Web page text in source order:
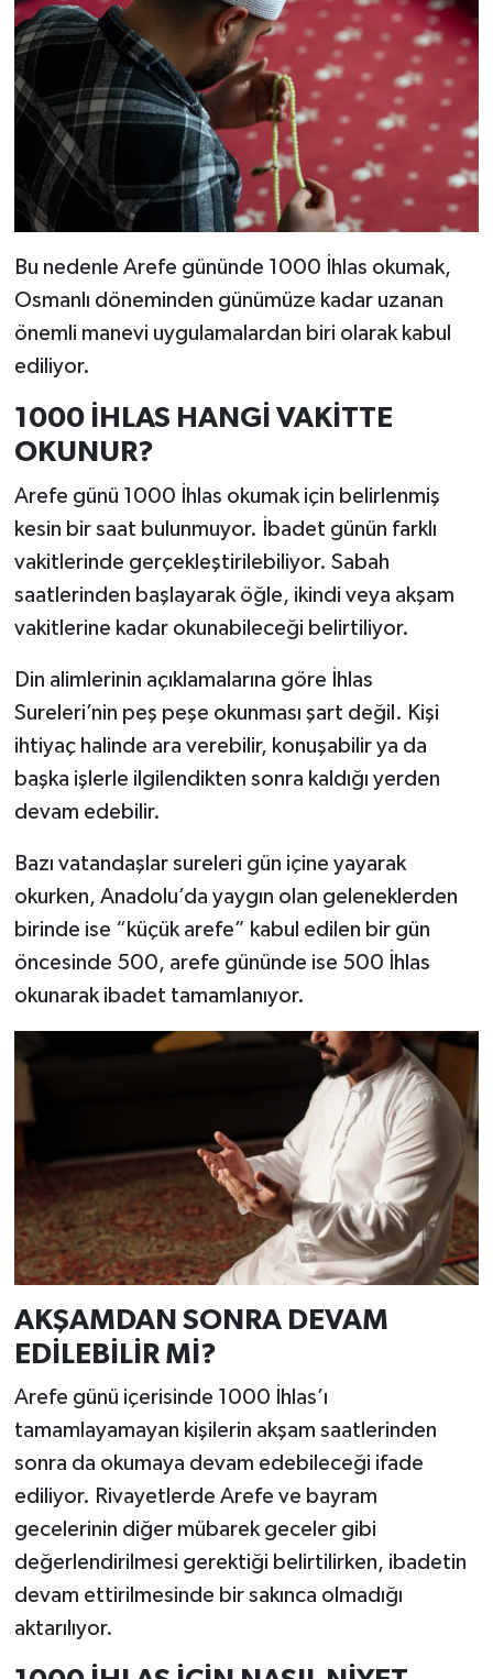
Bu nedenle Arefe gününde 1000 İhlas okumak,
Osmanlı döneminden günümüze kadar uzanan
önemli manevi uygulamalardan biri olarak kabul
ediliyor.
1000 İHLAS HANGİ VAKİTTE
OKUNUR?
Arefe günü 1000 İhlas okumak için belirlenmiş
kesin bir saat bulunmuyor. İbadet günün farklı
vakitlerinde gerçekleştirilebiliyor. Sabah
saatlerinden başlayarak öğle, ikindi veya akşam
vakitlerine kadar okunabileceği belirtiliyor.
Din alimlerinin açıklamalarına göre İhlas
Sureleri’nin peş peşe okunması şart değil. Kişi
ihtiyaç halinde ara verebilir, konuşabilir ya da
başka işlerle ilgilendikten sonra kaldığı yerden
devam edebilir.
Bazı vatandaşlar sureleri gün içine yayarak
okurken, Anadolu’da yaygın olan geleneklerden
birinde ise “küçük arefe” kabul edilen bir gün
öncesinde 500, arefe gününde ise 500 İhlas
okunarak ibadet tamamlanıyor.
AKŞAMDAN SONRA DEVAM
EDİLEBİLİR Mİ?
Arefe günü içerisinde 1000 İhlas’ı
tamamlayamayan kişilerin akşam saatlerinden
sonra da okumaya devam edebileceği ifade
ediliyor. Rivayetlerde Arefe ve bayram
gecelerinin diğer mübarek geceler gibi
değerlendirilmesi gerektiği belirtilirken, ibadetin
devam ettirilmesinde bir sakınca olmadığı
aktarılıyor.